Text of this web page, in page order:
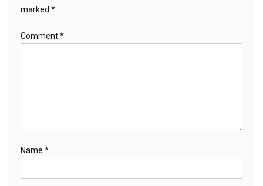
marked *
Comment*
Name *